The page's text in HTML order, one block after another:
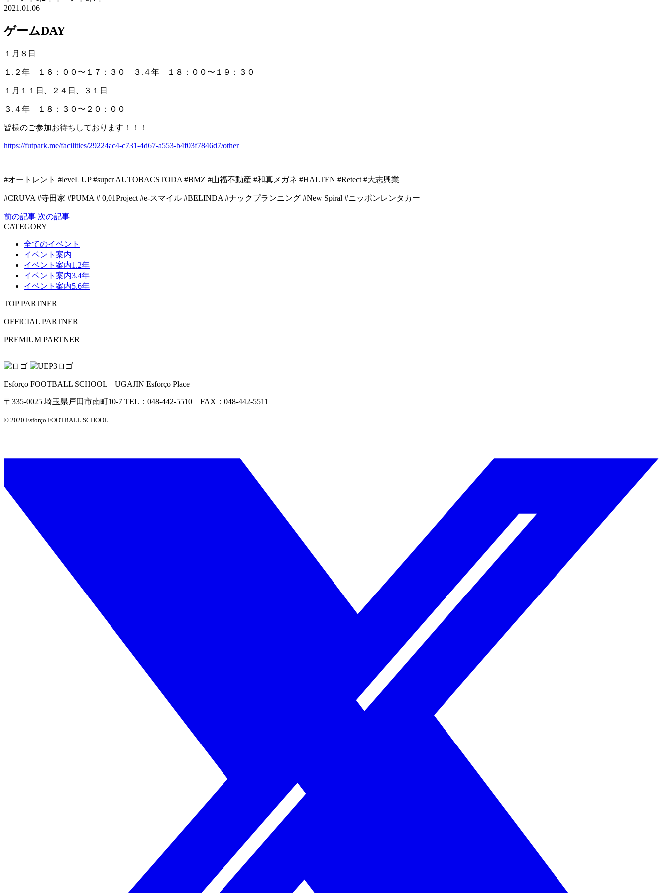
2021.01.06
ゲームDAY
１月８日
１.２年 １６：００〜１７：３０ ３.４年 １８：００〜１９：３０
１月１１日、２４日、３１日
３.４年 １８：３０〜２０：００
皆様のご参加お待ちしております！！！
https://futpark.me/facilities/29224ac4-c731-4d67-a553-b4f03f7846d7/other
#オートレント #leveL UP #super AUTOBACSTODA #BMZ #山福不動産 #和真メガネ #HALTEN #Retect #大志興業
#CRUVA #寺田家 #PUMA # 0,01Project #e-スマイル #BELINDA #ナックプランニング #New Spiral #ニッポンレンタカー
前の記事 次の記事
CATEGORY
全てのイベント
イベント案内
イベント案内1.2年
イベント案内3.4年
イベント案内5.6年
TOP PARTNER
OFFICIAL PARTNER
PREMIUM PARTNER
Esforço FOOTBALL SCHOOL UGAJIN Esforço Place
〒335-0025 埼玉県戸田市南町10-7 TEL：048-442-5510 FAX：048-442-5511
© 2020 Esforço FOOTBALL SCHOOL